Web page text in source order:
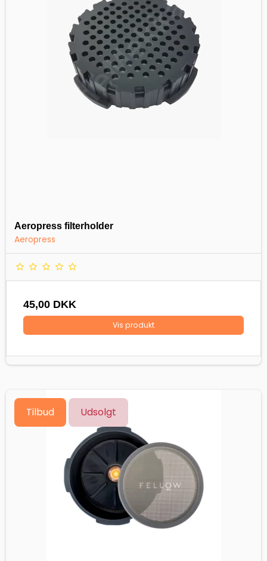
Aeropress filterholder
Aeropress
45,00 DKK
Vis produkt
Tilbud Udsolgt